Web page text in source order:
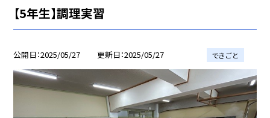
【5年生】調理実習
公開日 2025/05/27 更新日 2025/05/27 できごと